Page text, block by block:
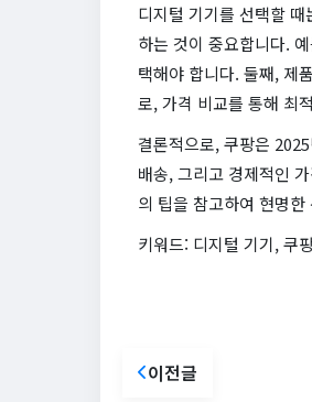
디지털 기기를 선택할
하는 것이 중요합니다.
택해야 합니다. 둘째, 제
로, 가격 비교를 통해 최
결론적으로, 쿠팡은
배송, 그리고 경제적인
의 팁을 참고하여 현명
키워드: 디지털 기기, 쿠
이전글